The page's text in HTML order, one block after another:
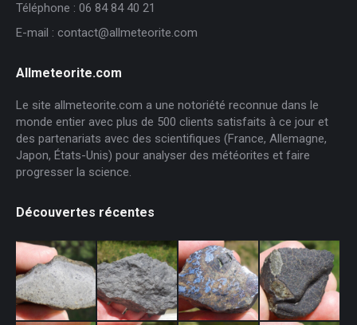
Téléphone : 06 84 84 40 21
E-mail : contact@allmeteorite.com
Allmeteorite.com
Le site allmeteorite.com a une notoriété reconnue dans le
monde entier avec plus de 500 clients satisfaits à ce jour et
des partenariats avec des scientifiques (France, Allemagne,
Japon, États-Unis) pour analyser des météorites et faire
progresser la science.
Découvertes récentes